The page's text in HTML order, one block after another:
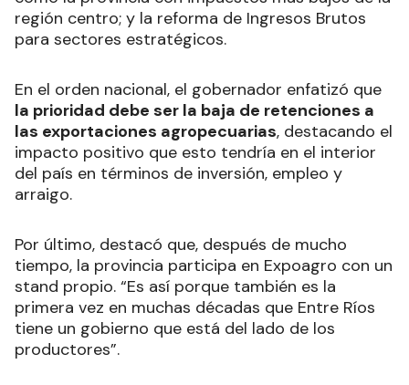
región centro; y la reforma de Ingresos Brutos
para sectores estratégicos.
En el orden nacional, el gobernador enfatizó que
la prioridad debe ser la baja de retenciones a
las exportaciones agropecuarias, destacando el
impacto positivo que esto tendría en el interior
del país en términos de inversión, empleo y
arraigo.
Por último, destacó que, después de mucho
tiempo, la provincia participa en Expoagro con un
stand propio. “Es así porque también es la
primera vez en muchas décadas que Entre Ríos
tiene un gobierno que está del lado de los
productores”.